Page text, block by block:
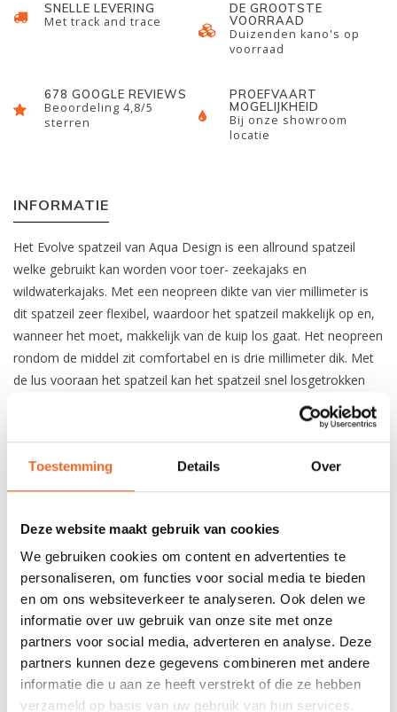
Toestemming Details Over
Deze website maakt gebruik van cookies
We gebruiken cookies om content en advertenties te
personaliseren, om functies voor social media te bieden
en om ons websiteverkeer te analyseren. Ook delen we
informatie over uw gebruik van onze site met onze
partners voor social media, adverteren en analyse. Deze
partners kunnen deze gegevens combineren met andere
informatie die u aan ze heeft verstrekt of die ze hebben
verzameld op basis van uw gebruik van hun services.
SNELLE LEVERING
Met track and trace
DE GROOTSTE
VOORRAAD
Duizenden kano's op
voorraad
678 GOOGLE REVIEWS
Beoordeling 4,8/5
sterren
PROEFVAART
MOGELIJKHEID
Bij onze showroom
locatie
INFORMATIE
Het Evolve spatzeil van Aqua Design is een allround spatzeil
welke gebruikt kan worden voor toer- zeekajaks en
wildwaterkajaks. Met een neopreen dikte van vier millimeter is
dit spatzeil zeer flexibel, waardoor het spatzeil makkelijk op en,
wanneer het moet, makkelijk van de kuip los gaat. Het neopreen
rondom de middel zit comfortabel en is drie millimeter dik. Met
de lus vooraan het spatzeil kan het spatzeil snel losgetrokken
Maattabel buikmaat - Omvang taille
Maat S/M: 72 - 92 cm
Nog niet gewaardeerd
0 sterren op basis van 0 beoordelingen
JE BEOORDELING TOEVOEGEN